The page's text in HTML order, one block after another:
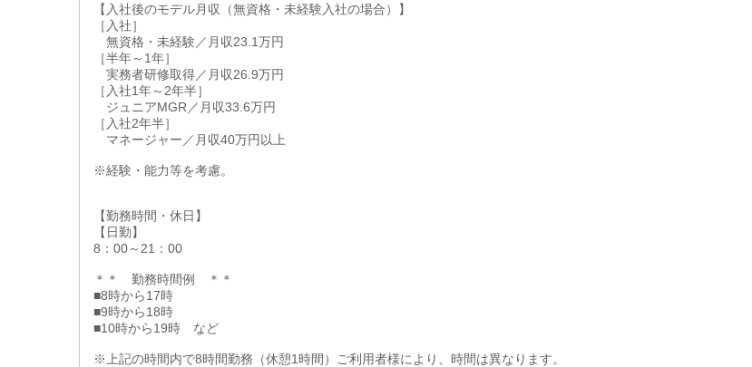
【入社後のモデル月収（無資格・未経験入社の場合）】
［入社］
無資格・未経験／月収23.1万円
［半年～1年］
実務者研修取得／月収26.9万円
［入社1年～2年半］
ジュニアMGR／月収33.6万円
［入社2年半］
マネージャー／月収40万円以上
※経験・能力等を考慮。
【勤務時間・休日】
【日勤】
8：00～21：00
＊＊ 勤務時間例 ＊＊
■8時から17時
■9時から18時
■10時から19時 など
※上記の時間内で8時間勤務（休憩1時間）ご利用者様により、時間は異なります。